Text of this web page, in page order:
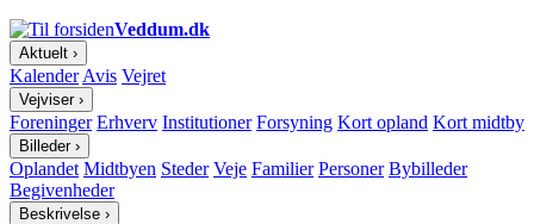
Veddum.dk
Aktuelt ›
Kalender Avis Vejret
Vejviser ›
Foreninger Erhverv Institutioner Forsyning Kort opland Kort midtby
Billeder ›
Oplandet Midtbyen Steder Veje Familier Personer Bybilleder
Begivenheder
Beskrivelse ›